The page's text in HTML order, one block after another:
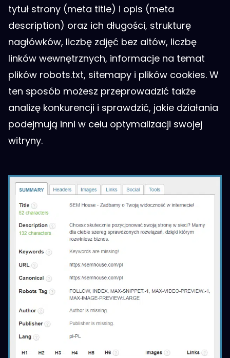
tytuł strony (meta title) i opis (meta
description) oraz ich długości, strukturę
nagłówków, liczbę zdjęć bez altów, liczbę
linków wewnętrznych, informacje na temat
plików robots.txt, sitemapy i plików cookies. W
ten sposób możesz przeprowadzić także
analizę konkurencji i sprawdzić, jakie działania
podejmują inni w celu optymalizacji swojej
witryny.